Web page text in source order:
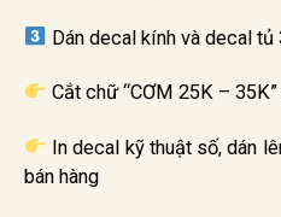
Dán decal kính và decal tủ
Cắt chữ “CƠM 25K –
In decal kỹ thuật số, dán
bán hàng